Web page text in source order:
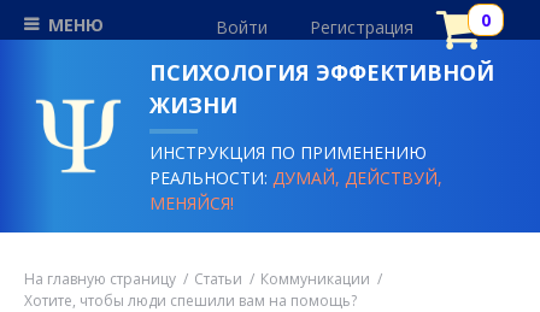
МЕНЮ Войти Регистрация
ПСИХОЛОГИЯ ЭФФЕКТИВНОЙ
ЖИЗНИ
ИНСТРУКЦИЯ ПО ПРИМЕНЕНИЮ
РЕАЛЬНОСТИ:ДУМАЙ, ДЕЙСТВУЙ,
МЕНЯЙСЯ!
На главную страницу Статьи
Коммуникации
Хотите, чтобы люди спешили вам на помощь?